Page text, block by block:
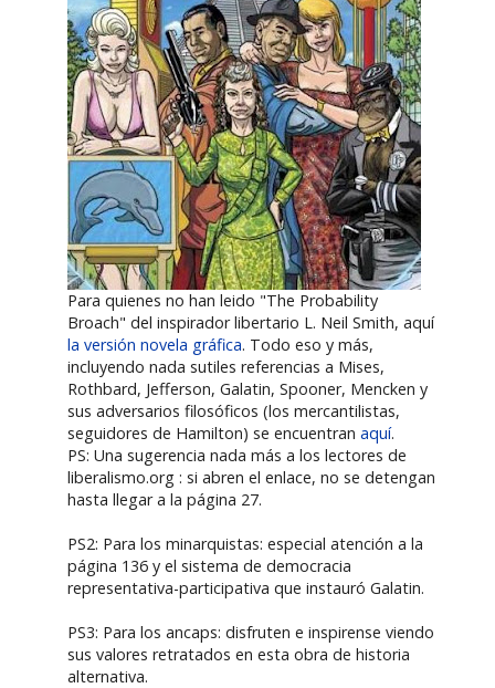
Para quienes no han leido "The Probability
Broach" del inspirador libertario L. Neil Smith, aquí
la versión novela gráfica. Todo eso y más,
incluyendo nada sutiles referencias a Mises,
Rothbard, Jefferson, Galatin, Spooner, Mencken y
sus adversarios filosóficos (los mercantilistas,
seguidores de Hamilton) se encuentranaquí.
PS: Una sugerencia nada más a los lectores de
liberalismo.org : si abren el enlace, no se detengan
hasta llegar a la página 27.
PS2: Para los minarquistas: especial atención a la
página 136 y el sistema de democracia
representativa-participativa que instauró Galatin.
PS3: Para los ancaps: disfruten e inspirense viendo
sus valores retratados en esta obra de historia
alternativa.